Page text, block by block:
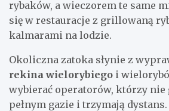
rybaków, a wieczorem te same
się w restauracje z grillowaną
kalmarami na lodzie.
Okoliczna zatoka słynie z
rekina wielorybiego i
wybierać operatorów, którzy nie
pełnym gazie i trzymają